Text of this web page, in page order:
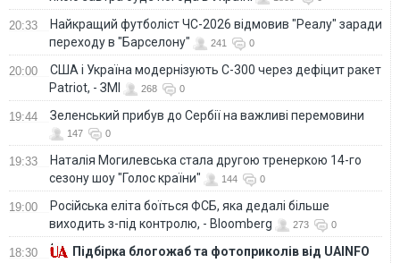
20:33
Найкращий футболіст ЧС-2026 відмовив "Реалу" заради
переходу в "Барселону"
241 0
20:00
США і Україна модернізують С-300 через дефіцит ракет
Patriot, - ЗМІ
268 0
19:44 Зеленський прибув до Сербії на важливі перемовини
147 0
19:33
Наталія Могилевська стала другою тренеркою 14-го
сезону шоу "Голос країни"
144 0
19:00
Російська еліта боїться ФСБ, яка дедалі більше
виходить з-під контролю, - Bloomberg
273 0
18:30
Підбірка блогожаб та фотоприколів від UAINFO